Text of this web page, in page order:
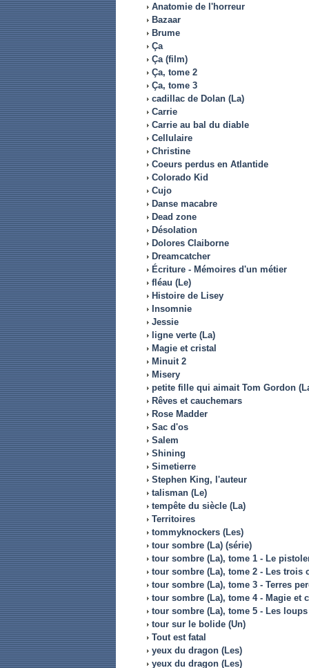
Anatomie de l'horreur
Bazaar
Brume
Ça
Ça (film)
Ça, tome 2
Ça, tome 3
cadillac de Dolan (La)
Carrie
Carrie au bal du diable
Cellulaire
Christine
Coeurs perdus en Atlantide
Colorado Kid
Cujo
Danse macabre
Dead zone
Désolation
Dolores Claiborne
Dreamcatcher
Écriture - Mémoires d'un métier
fléau (Le)
Histoire de Lisey
Insomnie
Jessie
ligne verte (La)
Magie et cristal
Minuit 2
Misery
petite fille qui aimait Tom Gordon
Rêves et cauchemars
Rose Madder
Sac d'os
Salem
Shining
Simetierre
Stephen King, l'auteur
talisman (Le)
tempête du siècle (La)
Territoires
tommyknockers (Les)
tour sombre (La) (série)
tour sombre (La), tome 1 - Le
tour sombre (La), tome 2 - Les trois
tour sombre (La), tome 3 - Terres
tour sombre (La), tome 4 - Magie et
tour sombre (La), tome 5 - Les
tour sur le bolide (Un)
Tout est fatal
yeux du dragon (Les)
yeux du dragon (Les)